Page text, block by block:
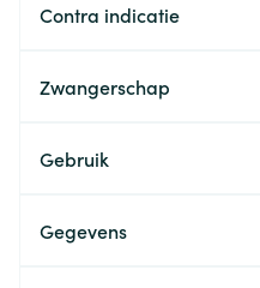
Contra indicatie
Zwangerschap
Gebruik
Gegevens